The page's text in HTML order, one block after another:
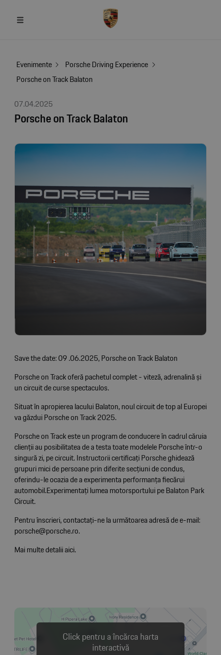
Evenimente
Porsche Driving Experience
Porsche on Track Balaton
07.04.2025
Porsche on Track Balaton
Save the date: 09 .06.2025, Porsche on Track Balaton
Porsche on Track oferă pachetul complet - viteză, adrenalină și
un circuit de curse spectaculos.
Situat în apropierea lacului Balaton, noul circuit de top al Europei
va găzdui Porsche on Track 2025.
Porsche on Track este un program de conducere în cadrul căruia
clienții au posibilitatea de a testa toate modelele Porsche într-o
singură zi, pe circuit. Instructorii certificați Porsche ghidează
grupuri mici de persoane prin diferite secțiuni de condus,
oferindu-le ocazia de a experimenta performanța fiecărui
automobil.Experimentați lumea motorsportului pe Balaton Park
Circuit.
Pentru înscrieri, contactați-ne la următoarea adresă de e-mail:
porsche@porsche.ro.
Mai multe detalii aici.
Click pentru a încărca harta
interactivă